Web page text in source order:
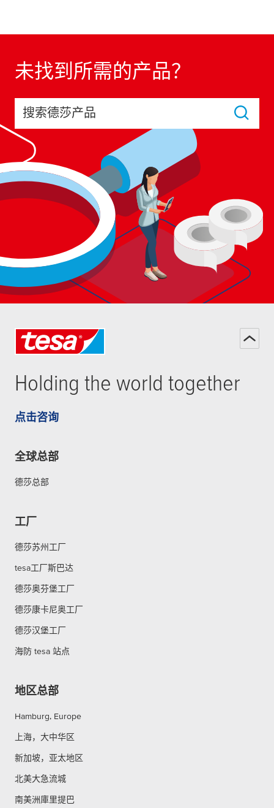
未找到所需的产品？
搜索德莎产品
Holding the world together
点击咨询
全球总部
德莎总部
工厂
德莎苏州工厂
tesa工厂斯巴达
德莎奥芬堡工厂
德莎康卡尼奥工厂
德莎汉堡工厂
海防 tesa 站点
地区总部
Hamburg, Europe
上海，大中华区
新加坡，亚太地区
北美大急流城
南美洲庫里提巴